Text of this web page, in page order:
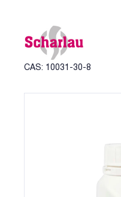
CAS: 10031-30-8